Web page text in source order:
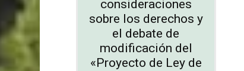
consideraciones
sobre los derechos y
el debate de
modificación del
«Proyecto de Ley de